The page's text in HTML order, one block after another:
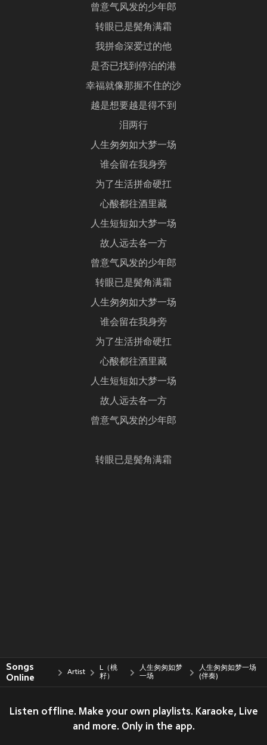
曾意气风发的少年郎
转眼已是鬓角满霜
我拼命深爱过的他
是否已找到停泊的港
幸福就像那握不住的沙
越是想要越是得不到
泪两行
人生匆匆如大梦一场
谁会留在我身旁
为了生活拼命硬扛
心酸都往酒里藏
人生短短如大梦一场
故人远去各一方
曾意气风发的少年郎
转眼已是鬓角满霜
人生匆匆如大梦一场
谁会留在我身旁
为了生活拼命硬扛
心酸都往酒里藏
人生短短如大梦一场
故人远去各一方
曾意气风发的少年郎
转眼已是鬓角满霜
Songs
Online
Artist
L（桃
籽）
人生匆匆如梦
一场
人生匆匆如梦一场
(伴奏)
Listen offline. Make your own playlists. Karaoke, Live
and more. Only in the app.